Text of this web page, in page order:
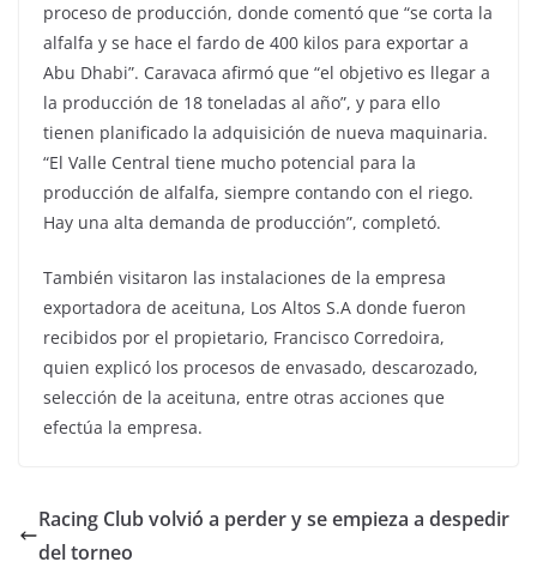
proceso de producción, donde comentó que “se corta la
alfalfa y se hace el fardo de 400 kilos para exportar a
Abu Dhabi”. Caravaca afirmó que “el objetivo es llegar a
la producción de 18 toneladas al año”, y para ello
tienen planificado la adquisición de nueva maquinaria.
“El Valle Central tiene mucho potencial para la
producción de alfalfa, siempre contando con el riego.
Hay una alta demanda de producción”, completó.
También visitaron las instalaciones de la empresa
exportadora de aceituna, Los Altos S.A donde fueron
recibidos por el propietario, Francisco Corredoira,
quien explicó los procesos de envasado, descarozado,
selección de la aceituna, entre otras acciones que
efectúa la empresa.
Racing Club volvió a perder y se empieza a despedir
del torneo